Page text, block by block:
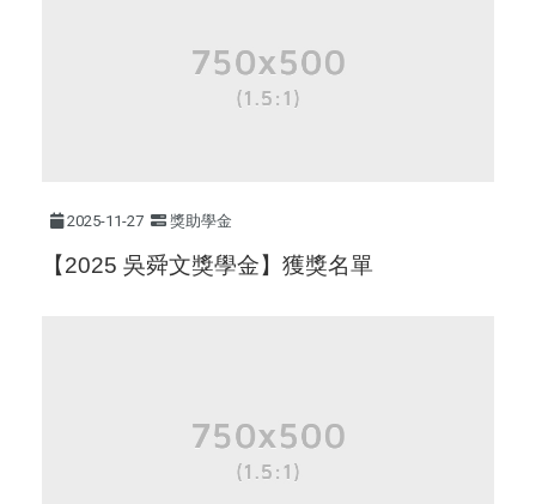
2025-11-27 獎助學金
【2025 吳舜文獎學金】獲獎名單